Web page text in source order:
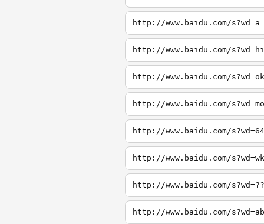
http://www.baidu.com/s?wd=a
http://www.baidu.com/s?wd=hi
http://www.baidu.com/s?wd=ok
http://www.baidu.com/s?wd=mo
http://www.baidu.com/s?wd=64
http://www.baidu.com/s?wd=wk
http://www.baidu.com/s?wd=??
http://www.baidu.com/s?wd=ab